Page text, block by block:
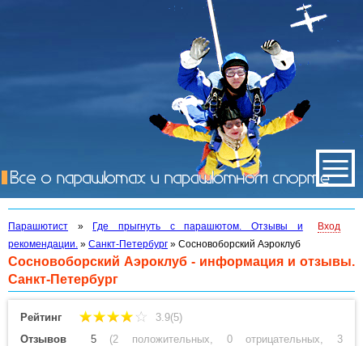
Парашютист »
Где прыгнуть с парашютом. Отзывы и
рекомендации. » Санкт-Петербург » Сосновоборский Аэроклуб
Вход
Сосновоборский Аэроклуб - информация и отзывы.
Санкт-Петербург
Рейтинг
3.9(5)
Отзывов
5(2 положительных, 0 отрицательных, 3